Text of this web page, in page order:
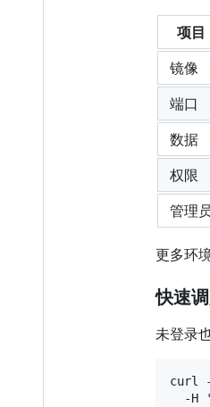
项目
镜像
端口
数据
权限
管理
更多环
快速
未登录
curl
  -H
'